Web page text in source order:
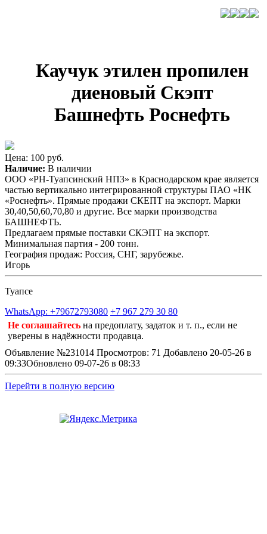
Каучук этилен пропилен
диеновый Скэпт
Башнефть Роснефть
Цена: 100 руб.
Наличие: В наличии
ООО «РН-Туапсинский НПЗ» в Краснодарском крае является
частью вертикально интегрированной структуры ПАО «НК
«Роснефть». Прямые продажи СКЕПТ на экспорт. Марки
30,40,50,60,70,80 и другие. Все марки производства
БАШНЕФТЬ.
Предлагаем прямые поставки СКЭПТ на экспорт.
Минимальная партия - 200 тонн.
География продаж: Россия, СНГ, зарубежье.
Игорь
Туапсе
WhatsApp: +79672793080 +7 967 279 30 80
Не соглашайтесь на предоплату, задаток и т. п., если не
уверены в надёжности продавца.
Объявление №231014 Просмотров: 71 Добавлено 20-05-26 в
09:33Обновлено 09-07-26 в 08:33
Перейти в полную версию